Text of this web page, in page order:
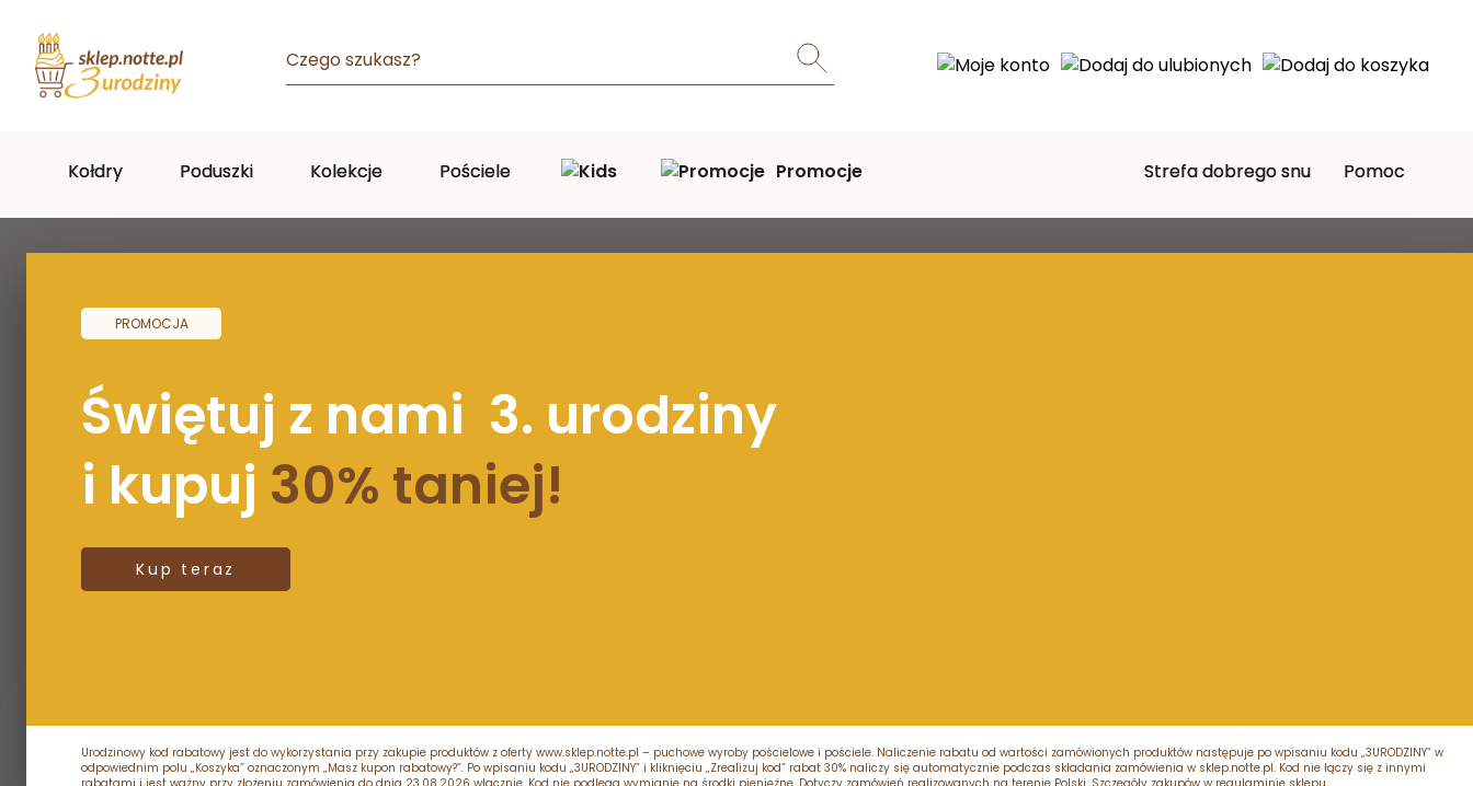
Czego szukasz?
Kołdry Poduszki Kolekcje Pościele Promocje Strefa dobrego snu Pomoc
PROMOCJA
Świętuj z nami 3. urodziny
i kupuj 30% taniej!
Kup teraz
Urodzinowy kod rabatowy jest do wykorzystania przy zakupie produktów z oferty www.sklep.notte.pl – puchowe wyroby pościelowe i pościele. Naliczenie rabatu od wartości zamówionych produktów następuje po wpisaniu kodu „3URODZINY” w
odpowiednim polu „Koszyka” oznaczonym „Masz kupon rabatowy?”. Po wpisaniu kodu „3URODZINY” i kliknięciu „Zrealizuj kod” rabat 30% naliczy się automatycznie podczas składania zamówienia w sklep.notte.pl. Kod nie łączy się z innymi